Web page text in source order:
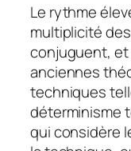
Le rythme
multiplicité
conjuguent,
anciennes
techniques
déterminisme
qui considère